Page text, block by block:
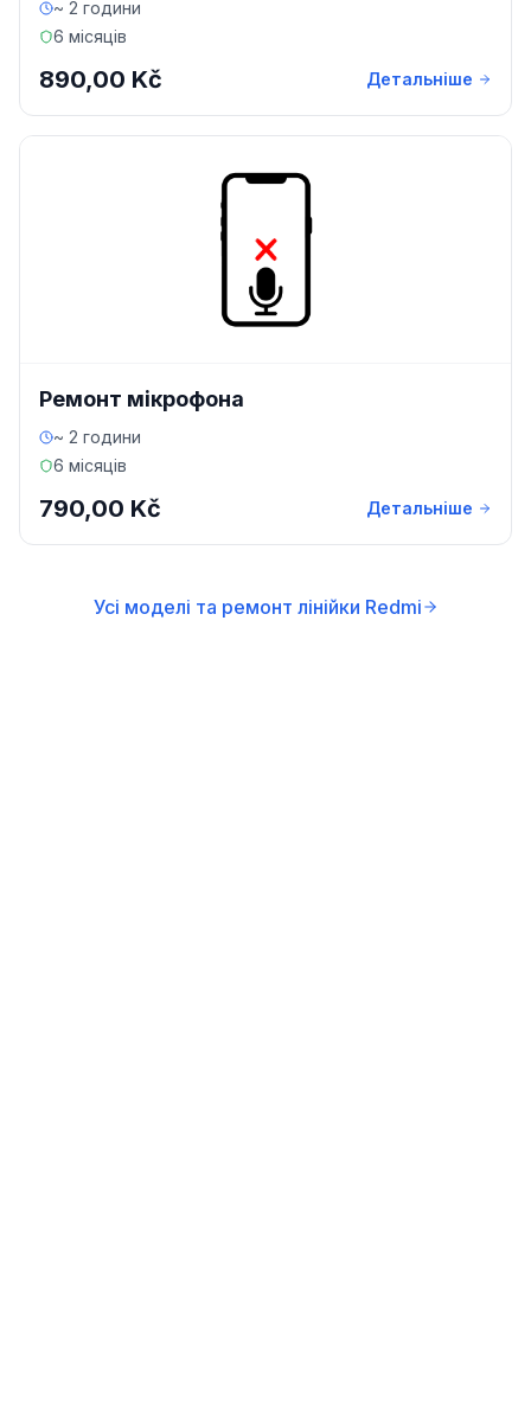
~ 2 години
6 місяців
890,00 Kč Детальніше
Ремонт мікрофона
~ 2 години
6 місяців
790,00 Kč Детальніше
Усі моделі та ремонт лінійки Redmi